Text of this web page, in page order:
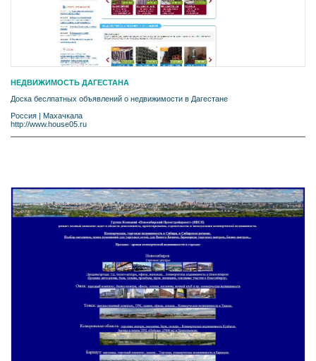
НЕДВИЖИМОСТЬ ДАГЕСТАНА
Доска беслпатных объявлений о недвижимости в Дагестане
Россия
Махачкала
http://www.house05.ru